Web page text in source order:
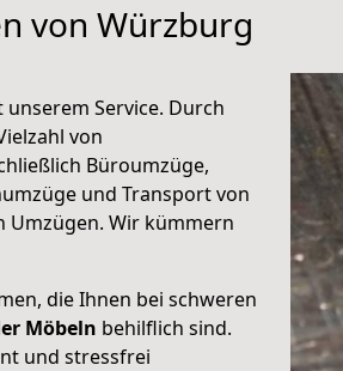
von Würzburg
Service. Durch
von
Büroumzüge,
und Transport von
Umzügen. Wir kümmern
die Ihnen bei schweren
Möbeln behilflich sind.
und stressfrei